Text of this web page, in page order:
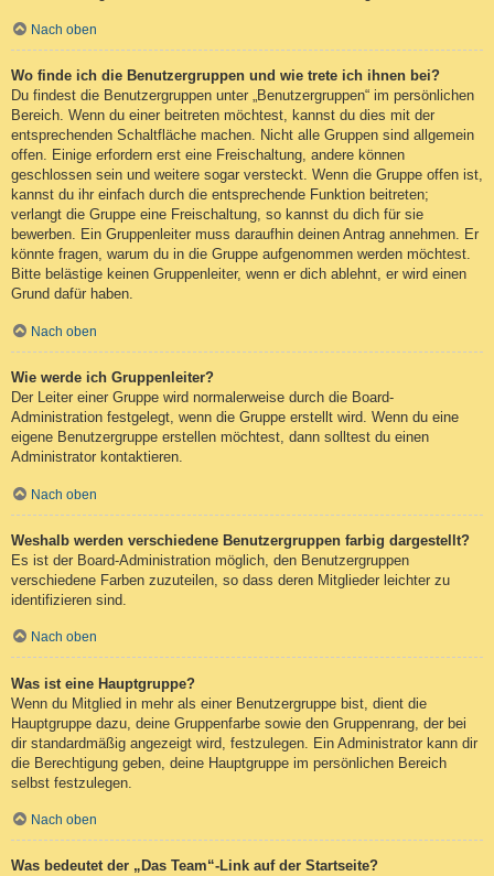
Nach oben
Wo finde ich die Benutzergruppen und wie trete ich ihnen bei?
Du findest die Benutzergruppen unter „Benutzergruppen“ im persönlichen
Bereich. Wenn du einer beitreten möchtest, kannst du dies mit der
entsprechenden Schaltfläche machen. Nicht alle Gruppen sind allgemein
offen. Einige erfordern erst eine Freischaltung, andere können
geschlossen sein und weitere sogar versteckt. Wenn die Gruppe offen ist,
kannst du ihr einfach durch die entsprechende Funktion beitreten;
verlangt die Gruppe eine Freischaltung, so kannst du dich für sie
bewerben. Ein Gruppenleiter muss daraufhin deinen Antrag annehmen. Er
könnte fragen, warum du in die Gruppe aufgenommen werden möchtest.
Bitte belästige keinen Gruppenleiter, wenn er dich ablehnt, er wird einen
Grund dafür haben.
Nach oben
Wie werde ich Gruppenleiter?
Der Leiter einer Gruppe wird normalerweise durch die Board-
Administration festgelegt, wenn die Gruppe erstellt wird. Wenn du eine
eigene Benutzergruppe erstellen möchtest, dann solltest du einen
Administrator kontaktieren.
Nach oben
Weshalb werden verschiedene Benutzergruppen farbig dargestellt?
Es ist der Board-Administration möglich, den Benutzergruppen
verschiedene Farben zuzuteilen, so dass deren Mitglieder leichter zu
identifizieren sind.
Nach oben
Was ist eine Hauptgruppe?
Wenn du Mitglied in mehr als einer Benutzergruppe bist, dient die
Hauptgruppe dazu, deine Gruppenfarbe sowie den Gruppenrang, der bei
dir standardmäßig angezeigt wird, festzulegen. Ein Administrator kann dir
die Berechtigung geben, deine Hauptgruppe im persönlichen Bereich
selbst festzulegen.
Nach oben
Was bedeutet der „Das Team“-Link auf der Startseite?